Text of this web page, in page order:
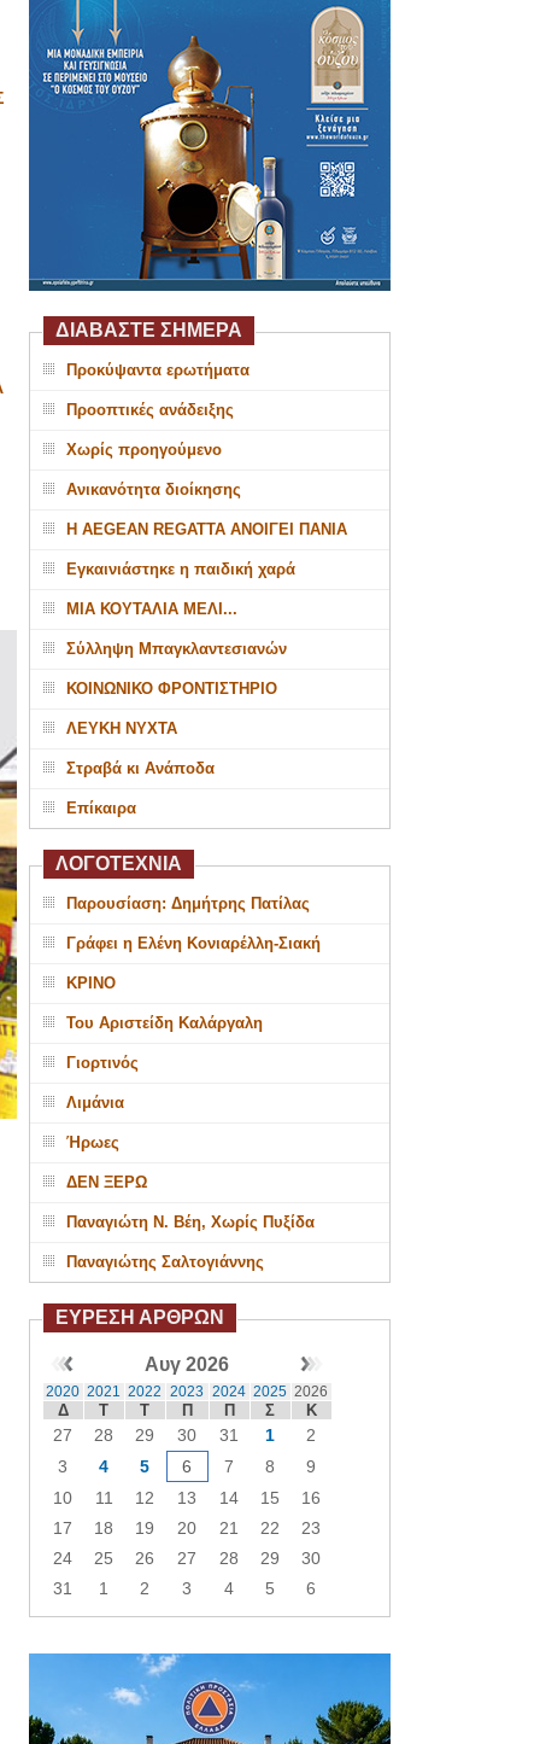
ΔΙΑΒΑΣΤΕ ΣΗΜΕΡΑ
Προκύψαντα ερωτήματα
Προοπτικές ανάδειξης
Χωρίς προηγούμενο
Ανικανότητα διοίκησης
Η AEGEAN REGATTA ΑΝΟΙΓΕΙ ΠΑΝΙΑ
Εγκαινιάστηκε η παιδική χαρά
ΜΙΑ ΚΟΥΤΑΛΙΑ ΜΕΛΙ...
Σύλληψη Μπαγκλαντεσιανών
ΚΟΙΝΩΝΙΚΟ ΦΡΟΝΤΙΣΤΗΡΙΟ
ΛΕΥΚΗ ΝΥΧΤΑ
Στραβά κι Ανάποδα
Επίκαιρα
ΛΟΓΟΤΕΧΝΙΑ
Παρουσίαση: Δημήτρης Πατίλας
Γράφει η Ελένη Κονιαρέλλη-Σιακή
ΚΡΙΝΟ
Του Αριστείδη Καλάργαλη
Γιορτινός
Λιμάνια
Ήρωες
ΔΕΝ ΞΕΡΩ
Παναγιώτη Ν. Βέη, Χωρίς Πυξίδα
Παναγιώτης Σαλτογιάννης
ΕΥΡΕΣΗ ΑΡΘΡΩΝ
Αυγ 2026
2020 2021 2022 2023 2024 2025 2026
Δ Τ Τ Π Π Σ Κ
27 28 29 30 31 1
2
3
4 5 6 7 8
9
10
11 12 13 14 15
16
17
18 19 20 21 22
23
24
25 26 27 28 29
30
31
1 2 3 4 5 6